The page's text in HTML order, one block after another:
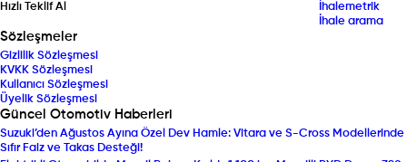
Hızlı Teklif Al
İhalemetrik
İhale arama
Sözleşmeler
Gizlilik Sözleşmesi
KVKK Sözleşmesi
Kullanıcı Sözleşmesi
Üyelik Sözleşmesi
Güncel Otomotiv Haberleri
Suzuki’den Ağustos Ayına Özel Dev Hamle: Vitara ve S-Cross Modellerinde
Sıfır Faiz ve Takas Desteği!